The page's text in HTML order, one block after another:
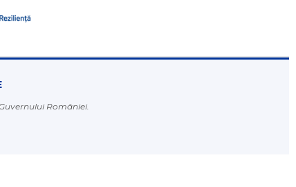
României.